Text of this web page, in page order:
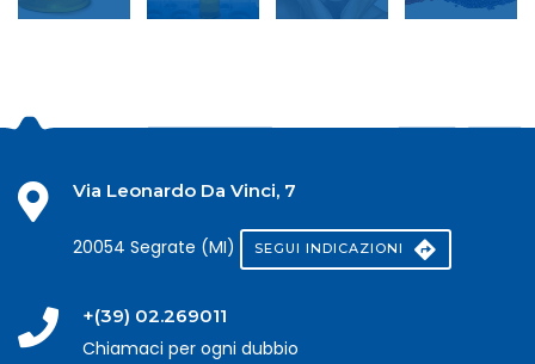
Via Leonardo Da Vinci, 7
20054 Segrate (MI) SEGUI INDICAZIONI
+(39) 02.269011
Chiamaci per ogni dubbio